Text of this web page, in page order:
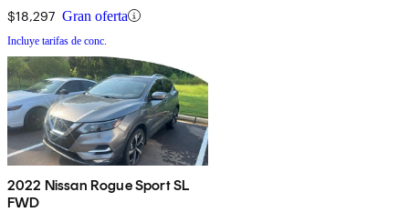
$18,297 Gran oferta
Incluye tarifas de conc.
2022 Nissan Rogue Sport SL
FWD